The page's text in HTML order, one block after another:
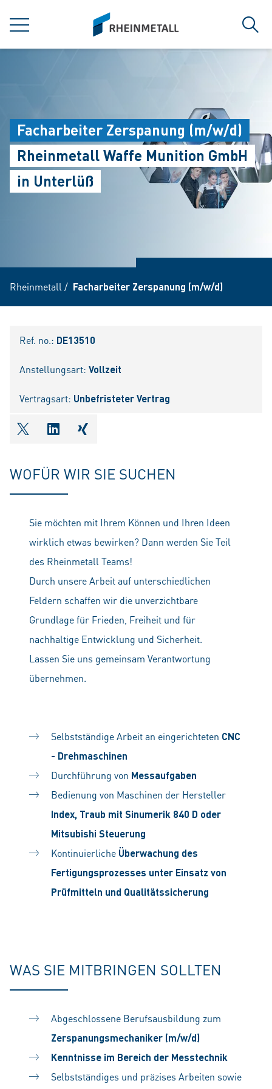
MENU
siteLogo
Facharbeiter Zerspanung (m/w/d)
Rheinmetall Waffe Munition GmbH
in Unterlüß
Rheinmetall / Facharbeiter Zerspanung (m/w/d)
Ref. no.: DE13510
Anstellungsart: Vollzeit
Vertragsart: Unbefristeter Vertrag
shareOntwitter
shareOnlinkedIn
shareOnxing
WOFÜR WIR SIE SUCHEN
Sie möchten mit Ihrem Können und Ihren Ideen
wirklich etwas bewirken? Dann werden Sie Teil
des Rheinmetall Teams!
Durch unsere Arbeit auf unterschiedlichen
Feldern schaffen wir die unverzichtbare
Grundlage für Frieden, Freiheit und für
nachhaltige Entwicklung und Sicherheit.
Lassen Sie uns gemeinsam Verantwortung
übernehmen.
Selbstständige Arbeit an eingerichteten CNC
- Drehmaschinen
Durchführung von Messaufgaben
Bedienung von Maschinen der Hersteller
Index, Traub mit Sinumerik 840 D oder
Mitsubishi Steuerung
Kontinuierliche Überwachung des
Fertigungsprozesses unter Einsatz von
Prüfmitteln und Qualitätssicherung
WAS SIE MITBRINGEN SOLLTEN
Abgeschlossene Berufsausbildung zum
Zerspanungsmechaniker (m/w/d)
Kenntnisse im Bereich der Messtechnik
Selbstständiges und präzises Arbeiten sowie